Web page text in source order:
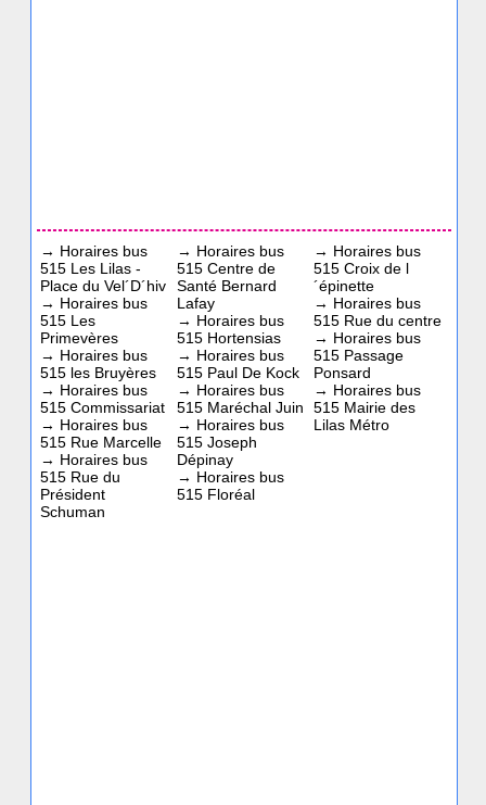
→ Horaires bus
515 Les Lilas -
Place du Vel´D´hiv
→ Horaires bus
515 Les
Primevères
→ Horaires bus
515 les Bruyères
→ Horaires bus
515 Commissariat
→ Horaires bus
515 Rue Marcelle
→ Horaires bus
515 Rue du
Président
Schuman
→ Horaires bus
515 Centre de
Santé Bernard
Lafay
→ Horaires bus
515 Hortensias
→ Horaires bus
515 Paul De Kock
→ Horaires bus
515 Maréchal Juin
→ Horaires bus
515 Joseph
Dépinay
→ Horaires bus
515 Floréal
→ Horaires bus
515 Croix de l
´épinette
→ Horaires bus
515 Rue du centre
→ Horaires bus
515 Passage
Ponsard
→ Horaires bus
515 Mairie des
Lilas Métro